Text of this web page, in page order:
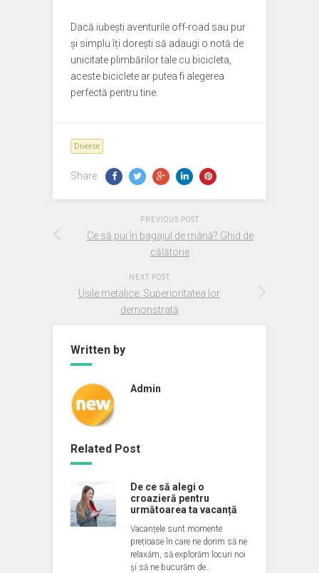
Dacă iubești aventurile off-road sau pur
și simplu îți dorești să adaugi o notă de
unicitate plimbărilor tale cu bicicleta,
aceste biciclete ar putea fi alegerea
perfectă pentru tine.
Diverse
Share:
PREVIOUS POST
Ce să pui în bagajul de mână? Ghid de
călătorie
NEXT POST
Ușile metalice: Superioritatea lor
demonstrată
Written by
Admin
Related Post
De ce să alegi o
croazieră pentru
următoarea ta vacanță
Vacanțele sunt momente
prețioase în care ne dorim să ne
relaxăm, să explorăm locuri noi
și să ne bucurăm de…